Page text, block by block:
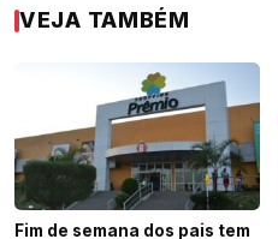
VEJA TAMBÉM
Fim de semana dos pais tem